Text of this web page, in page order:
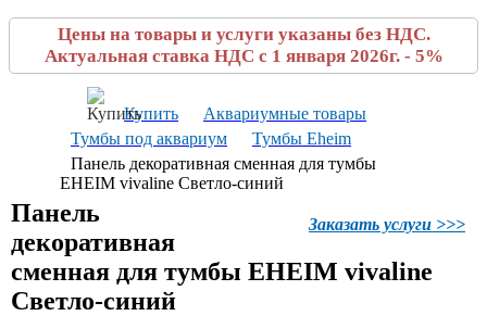
Цены на товары и услуги указаны без НДС.
Актуальная ставка НДС с 1 января 2026г. - 5%
Купить
Аквариумные товары
Тумбы под аквариум
Тумбы Eheim
Панель декоративная сменная для тумбы
EHEIM vivaline Светло-синий
Заказать услуги >>>
Панель
декоративная
сменная для тумбы EHEIM vivaline
Светло-синий